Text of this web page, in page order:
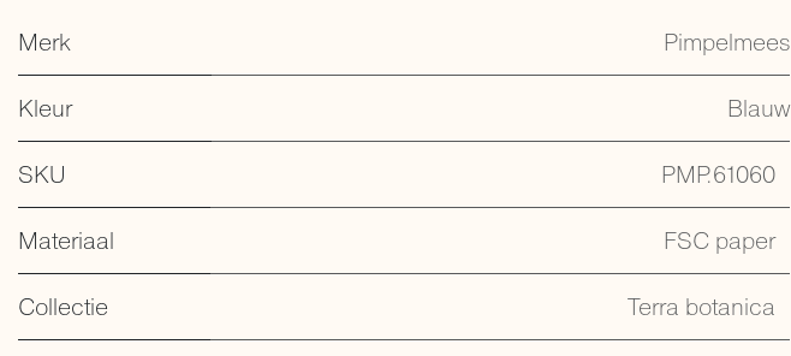
Merk Pimpelmees
Kleur Blauw
SKU PMP.61060
Materiaal FSC paper
Collectie Terra botanica